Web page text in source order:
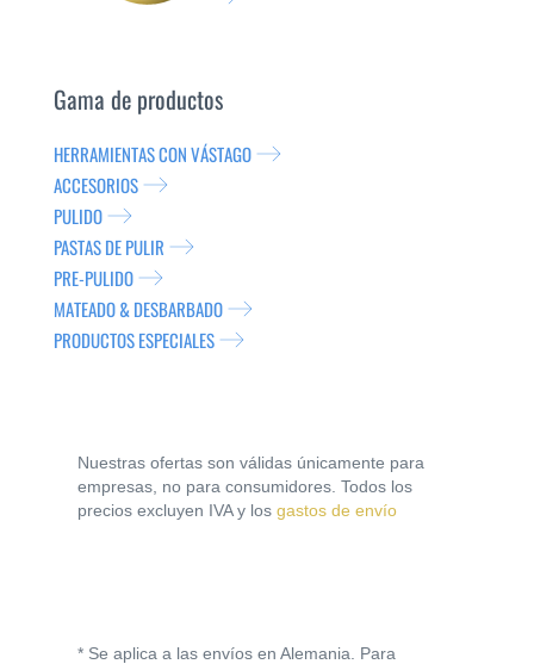
Gama de productos
HERRAMIENTAS CON VÁSTAGO
ACCESORIOS
PULIDO
PASTAS DE PULIR
PRE-PULIDO
MATEADO & DESBARBADO
PRODUCTOS ESPECIALES
Nuestras ofertas son válidas únicamente para
empresas, no para consumidores. Todos los
precios excluyen IVA y los gastos de envío
* Se aplica a las envíos en Alemania. Para